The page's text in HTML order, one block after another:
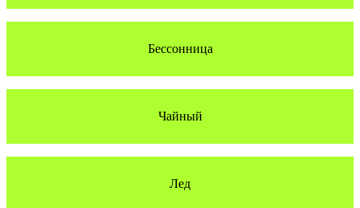
Бессонница
Чайный
Лед